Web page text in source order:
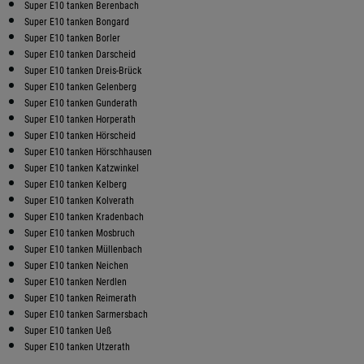
Super E10 tanken Berenbach
Super E10 tanken Bongard
Super E10 tanken Borler
Super E10 tanken Darscheid
Super E10 tanken Dreis-Brück
Super E10 tanken Gelenberg
Super E10 tanken Gunderath
Super E10 tanken Horperath
Super E10 tanken Hörscheid
Super E10 tanken Hörschhausen
Super E10 tanken Katzwinkel
Super E10 tanken Kelberg
Super E10 tanken Kolverath
Super E10 tanken Kradenbach
Super E10 tanken Mosbruch
Super E10 tanken Müllenbach
Super E10 tanken Neichen
Super E10 tanken Nerdlen
Super E10 tanken Reimerath
Super E10 tanken Sarmersbach
Super E10 tanken Ueß
Super E10 tanken Utzerath